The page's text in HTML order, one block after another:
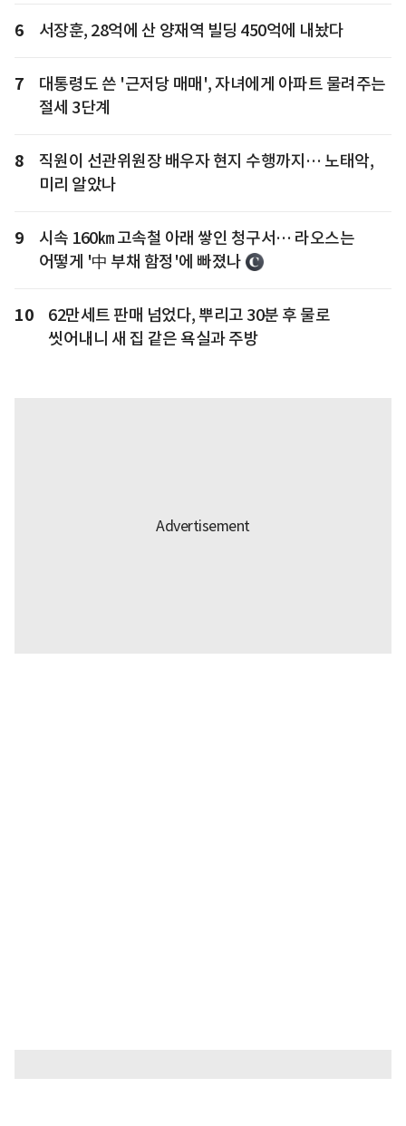
6 서장훈, 28억에 산 양재역 빌딩 450억에 내놨다
7
대통령도 쓴 '근저당 매매', 자녀에게 아파트 물려주는
절세 3단계
8
직원이 선관위원장 배우자 현지 수행까지… 노태악,
미리 알았나
9
시속 160㎞ 고속철 아래 쌓인 청구서… 라오스는
어떻게 '中 부채 함정'에 빠졌나
10
62만세트 판매 넘었다, 뿌리고 30분 후 물로
씻어내니 새 집 같은 욕실과 주방